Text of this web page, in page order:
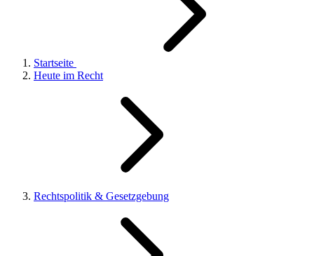
Startseite
Heute im Recht
Rechtspolitik & Gesetzgebung